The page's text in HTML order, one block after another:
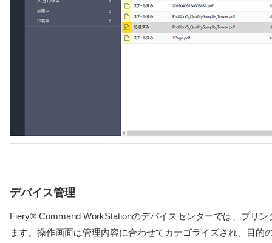
デバイス管理
Fiery® Command WorkStationのデバイスセンターでは、プリ
ます。操作画面は管理内容に合わせてカテゴライズされ、目的